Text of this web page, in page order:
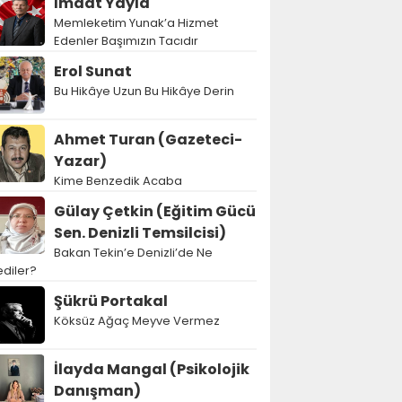
Memleketim Yunak’a Hizmet
Edenler Başımızın Tacıdır
Erol Sunat
Bu Hikâye Uzun Bu Hikâye Derin
Ahmet Turan (Gazeteci-
Yazar)
Kime Benzedik Acaba
Gülay Çetkin (Eğitim Gücü
Sen. Denizli Temsilcisi)
Bakan Tekin’e Denizli’de Ne
Şükrü Portakal
Köksüz Ağaç Meyve Vermez
İlayda Mangal (Psikolojik
Danışman)